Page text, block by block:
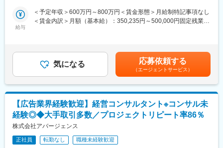
運用とDX推進に必要な人材のリスキリング・育成にも注力してい
ます。
導いてきました。その実績としてインサイドセールス市場におい
てトップクラスシェアを維持。
2002年の創業以来、培った実績と知見、最先端のデジタルテクノ
ロジーを活用し、営業部門のパフォーマンス向上と売上拡大の新
しい仕組みを提供しています。
型コンサルティングをお任せします。
定着までを一気通貫で支援します。
最大の特徴は、「経営層（戦略）」と「現場（実行）」の間に生
全体のViability（実行能力）を高めることで、再現性のある成果を
生み出します。
■業務詳細：
プロジェクト期間（数ヶ月～半年程度）は、基本的にクライアン
ト先へ常駐し以下のフェーズを推進。
給与
＜予定年収＞600万円～800万円＜賃金形態＞月給制特記事項なし
＜賃金内訳＞月額（基本給）：350,235円～500,000円固定残業手
給与補足＞上記＋プロジェクト期間中はアサイン手当（5,000円/
日）支給（例）20日稼働の場合約月10万円／年120万円程度上乗
せ■賞与：業績に応じて賃金はあくまでも目安の金額であり、選考
を通じて上下する可能性があります。月給(月額)は固定手当を含め
た表記です。
気になる 応募依頼する
（エージェントサービス）
【広告業界経験歓迎】経営コンサルタント※コンサル未
経験◎◆大手取引多数／プロジェクトリピート率86％
株式会社アバージェンス
正社員 転勤なし 職種未経験歓迎